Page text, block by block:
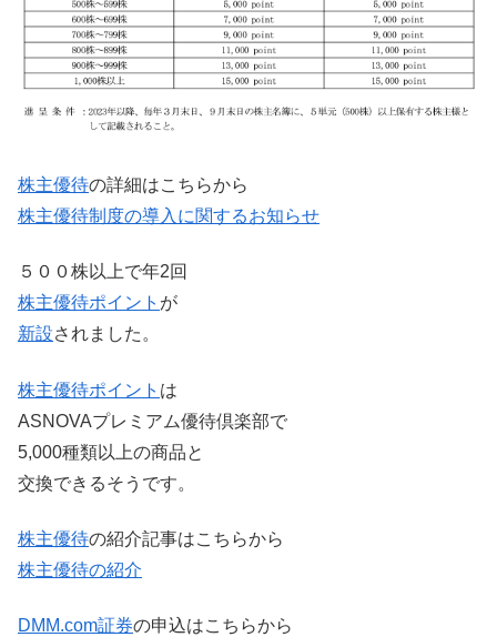
株主優待の詳細はこちらから
株主優待制度の導入に関するお知らせ
５００株以上で年2回
株主優待ポイント が
新設されました。
株主優待ポイント は
ASNOVAプレミアム優待倶楽部で
5,000種類以上の商品と
交換できるそうです。
株主優待の紹介記事はこちらから
株主優待の紹介
DMM.com証券の申込はこちらから